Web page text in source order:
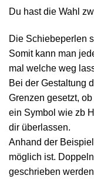
Du hast die Wahl
Die Schiebeperlen
Somit kann man
mal welche weg
Bei der Gestaltung
Grenzen gesetzt,
ein Symbol wie zb
dir überlassen.
Anhand der
möglich ist.
geschrieben